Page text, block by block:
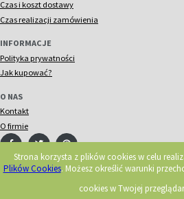
Strona korzysta z plików cookies w celu
Plików Cookies. Możesz określić warunki
cookies w Twojej
Czas i koszt dostawy
Czas realizacji zamówienia
INFORMACJE
Polityka prywatności
Jak kupować?
O NAS
Kontakt
O firmie
© 2018 Acorn. Wszelkie prawa zastrzeżone.